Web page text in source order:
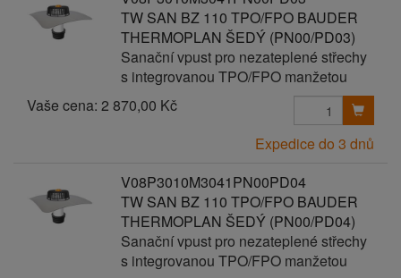
TW SAN BZ 110 TPO/FPO BAUDER
THERMOPLAN ŠEDÝ (PN00/PD03)
Sanační vpust pro nezateplené střechy
s integrovanou TPO/FPO manžetou
Vaše cena: 2 870,00 Kč
Expedice do 3 dnů
V08P3010M3041PN00PD04
TW SAN BZ 110 TPO/FPO BAUDER
THERMOPLAN ŠEDÝ (PN00/PD04)
Sanační vpust pro nezateplené střechy
s integrovanou TPO/FPO manžetou